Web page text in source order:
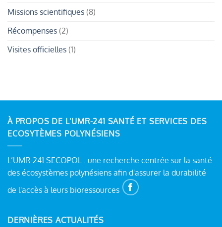
Missions scientifiques (8)
Récompenses (2)
Visites officielles (1)
À PROPOS DE L'UMR-241 SANTÉ ET SERVICES DES
ECOSYTÈMES POLYNÉSIENS
L’UMR-241 SECOPOL : une recherche centrée sur la santé
des écosystèmes polynésiens afin d'assurer la durabilité
de l'accès à leurs bioressources
DERNIÈRES ACTUALITÉS